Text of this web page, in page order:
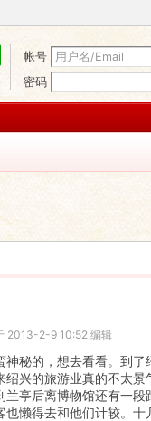
帐号
密码
2013-2-9 10:52 编辑
秘的，想去看看。到
兴的旅游业真的不太
亭后离博物馆还有一
懒得去和他们计较。